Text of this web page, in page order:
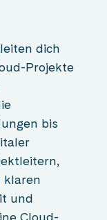
dich
Projekte
bis
klaren
und
Cloud-